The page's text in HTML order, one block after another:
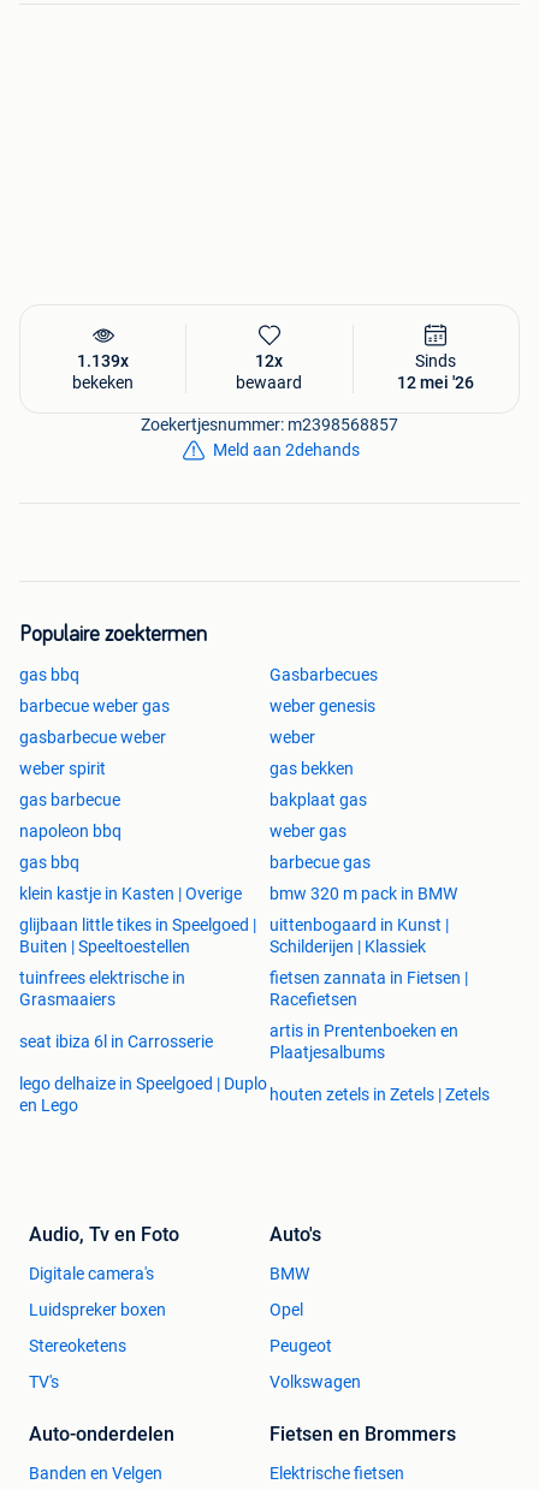
1.139x
bekeken
12x
bewaard
Sinds
12 mei '26
Zoekertjesnummer: m2398568857
Meld aan 2dehands
Populaire zoektermen
gas bbq
Gasbarbecues
barbecue weber gas
weber genesis
gasbarbecue weber
weber
weber spirit
gas bekken
gas barbecue
bakplaat gas
napoleon bbq
weber gas
gas bbq
barbecue gas
klein kastje in Kasten | Overige
bmw 320 m pack in BMW
glijbaan little tikes in Speelgoed |
Buiten | Speeltoestellen
uittenbogaard in Kunst |
Schilderijen | Klassiek
tuinfrees elektrische in
Grasmaaiers
fietsen zannata in Fietsen |
Racefietsen
seat ibiza 6l in Carrosserie
artis in Prentenboeken en
Plaatjesalbums
lego delhaize in Speelgoed | Duplo
en Lego
houten zetels in Zetels | Zetels
Audio, Tv en Foto
Digitale camera's
Luidspreker boxen
Stereoketens
TV's
Auto's
BMW
Opel
Peugeot
Volkswagen
Auto-onderdelen
Banden en Velgen
Fietsen en Brommers
Elektrische fietsen